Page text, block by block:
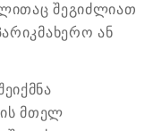
შეგიძლიათ
ან
მთელ